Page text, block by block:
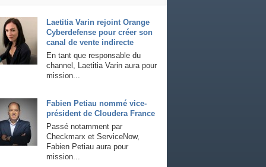
Laetitia Varin rejoint Orange
Cyberdefense pour créer son
canal de vente indirecte
En tant que responsable du
channel, Laetitia Varin aura pour
mission...
Fabien Petiau nommé vice-
président de Cloudera France
Passé notamment par
Checkmarx et ServiceNow,
Fabien Petiau aura pour
mission...